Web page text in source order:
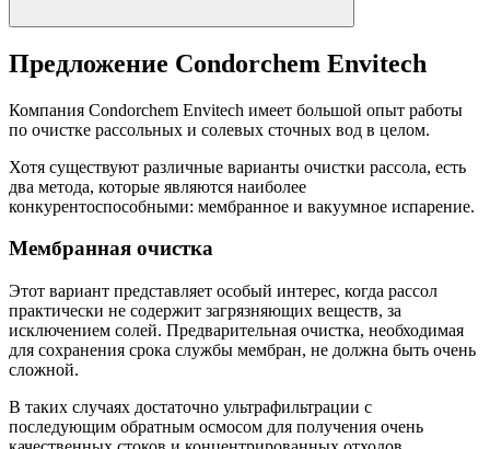
Предложение Condorchem Envitech
Компания Condorchem Envitech имеет большой опыт работы
по очистке рассольных и солевых сточных вод в целом.
Хотя существуют различные варианты очистки рассола, есть
два метода, которые являются наиболее
конкурентоспособными: мембранное и вакуумное испарение.
Мембранная очистка
Этот вариант представляет особый интерес, когда рассол
практически не содержит загрязняющих веществ, за
исключением солей. Предварительная очистка, необходимая
для сохранения срока службы мембран, не должна быть очень
сложной.
В таких случаях достаточно ультрафильтрации с
последующим обратным осмосом для получения очень